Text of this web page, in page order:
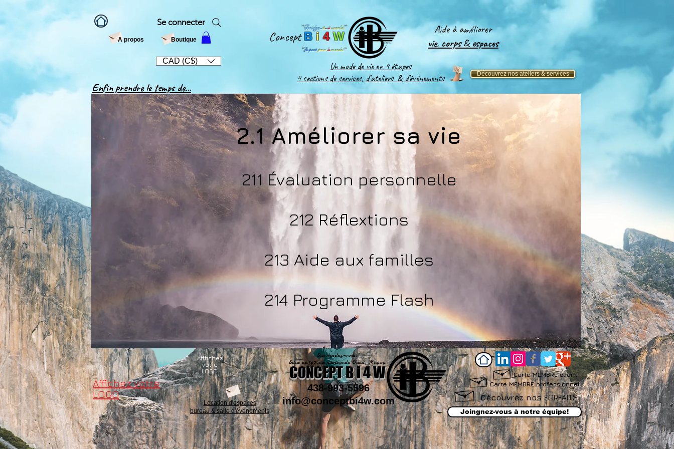
Se connecter
A propos Boutique
CAD (C$)
Enfin prendre le temps de...
ConceptB i 4 W
''Bridge-it-4world''
''Le pontpour le monde!''
Aideà améliorer
vie, corps&espaces​
Un mode de vie en 4 étapes
4 sections de services, d'ateliers & d'événements
Découvrez nos ateliers & services
2.1 Améliorer sa vie
211 Évaluation personnelle
212 Réflextions
213 Aide aux familles
214 Programme Flash
Sur rendez-vous;
Situé au 347 rue principale Ouest, Magog
Joingnez-vous à notre équipe!
Location d'espaces
bureau & salle d'événements
Affichez votre
LOGO
Afffichez
votre
LOGO
CONCEPT B i 4 W
438-993-5596
info@conceptbi4w.com
Découvrez nosFORFAITS
Carte MEMBRE professionnel
Carte MEMBRE client